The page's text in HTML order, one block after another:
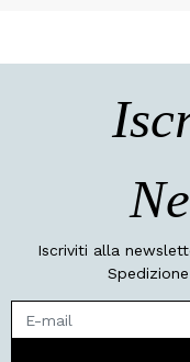
Iscriviti alla